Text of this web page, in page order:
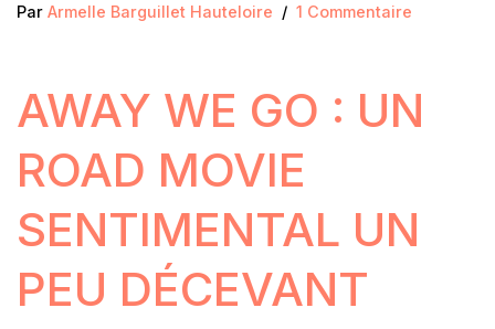
Par Armelle Barguillet Hauteloire 1 Commentaire
AWAY WE GO : UN
ROAD MOVIE
SENTIMENTAL UN
PEU DÉCEVANT